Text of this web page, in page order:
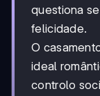
questiona
felicidade.
O
ideal
controlo